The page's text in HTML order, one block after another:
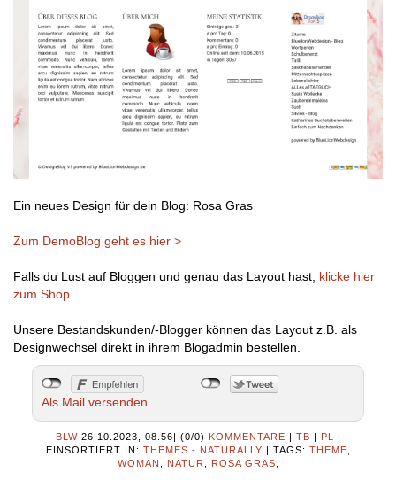
Ein neues Design für dein Blog: Rosa Gras
Zum DemoBlog geht es hier >
Falls du Lust auf Bloggen und genau das Layout hast, klicke hier
zum Shop
Unsere Bestandskunden/-Blogger können das Layout z.B. als
Designwechsel direkt in ihrem Blogadmin bestellen.
Als Mail versenden
BLW 26.10.2023, 08.56| (0/0) KOMMENTARE | TB | PL
|
EINSORTIERT IN: THEMES - NATURALLY | TAGS: THEME
WOMAN
NATUR ROSA GRAS